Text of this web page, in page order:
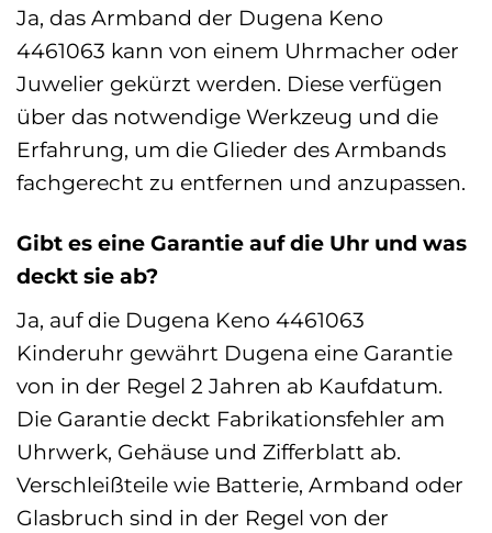
Ja, das Armband der Dugena Keno
4461063 kann von einem Uhrmacher oder
Juwelier gekürzt werden. Diese verfügen
über das notwendige Werkzeug und die
Erfahrung, um die Glieder des Armbands
fachgerecht zu entfernen und anzupassen.
Gibt es eine Garantie auf die Uhr und was
deckt sie ab?
Ja, auf die Dugena Keno 4461063
Kinderuhr gewährt Dugena eine Garantie
von in der Regel 2 Jahren ab Kaufdatum.
Die Garantie deckt Fabrikationsfehler am
Uhrwerk, Gehäuse und Zifferblatt ab.
Verschleißteile wie Batterie, Armband oder
Glasbruch sind in der Regel von der